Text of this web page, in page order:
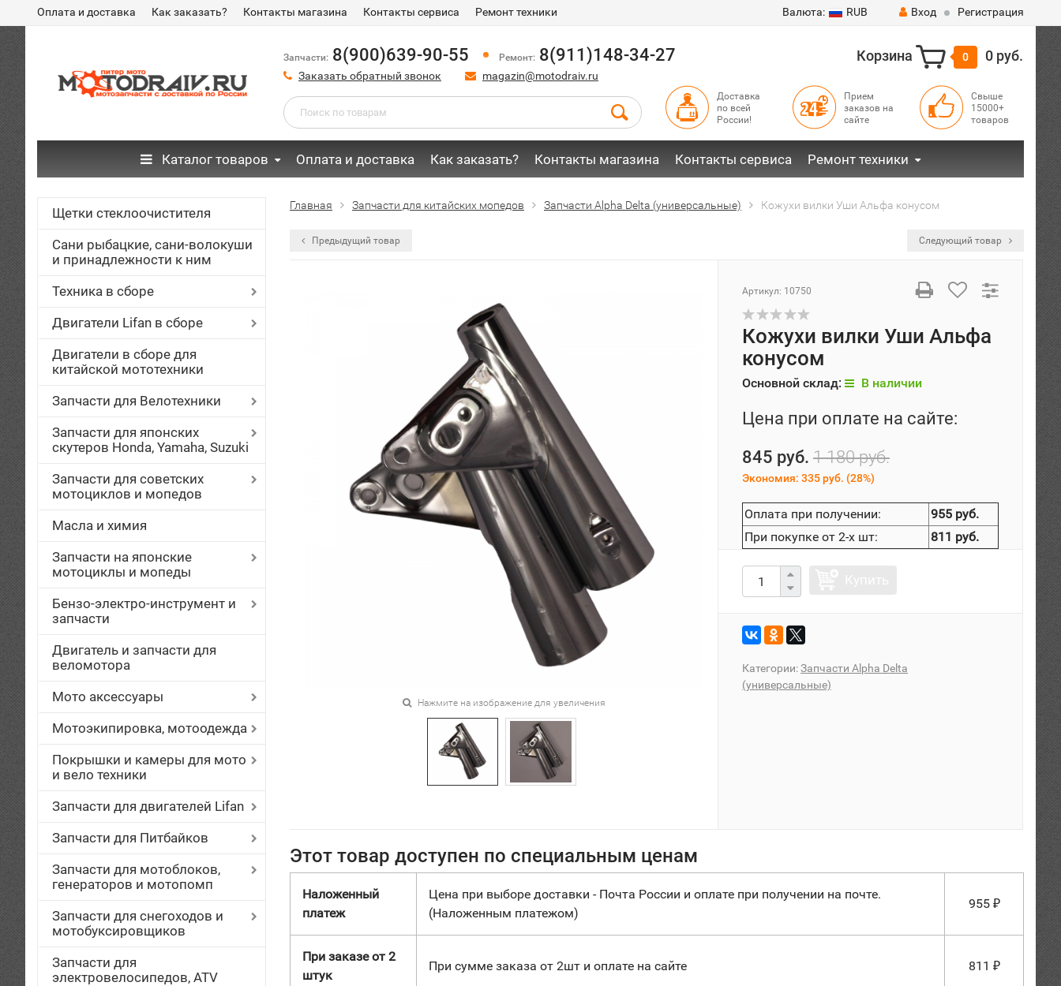
Оплата и доставка Как заказать? Контакты магазина Контакты сервиса Ремонт техники Валюта: RUB Вход Регистрация
Запчасти: 8(900)639-90-55 Ремонт: 8(911)148-34-27
Заказать обратный звонок magazin@motodraiv.ru
Корзина 0 0 руб.
Доставка
по всей
России!
Прием
заказов на
сайте
Свыше
15000+
товаров
Каталог товаров Оплата и доставка Как заказать? Контакты магазина Контакты сервиса Ремонт техники
Щетки стеклоочистителя
Сани рыбацкие, сани-волокуши
и принадлежности к ним
Техника в сборе
Двигатели Lifan в сборе
Двигатели в сборе для
китайской мототехники
Запчасти для Велотехники
Запчасти для японских
скутеров Honda, Yamaha, Suzuki
Запчасти для советских
мотоциклов и мопедов
Масла и химия
Запчасти на японские
мотоциклы и мопеды
Бензо-электро-инструмент и
запчасти
Двигатель и запчасти для
веломотора
Мото аксессуары
Мотоэкипировка, мотоодежда
Покрышки и камеры для мото
и вело техники
Запчасти для двигателей Lifan
Запчасти для Питбайков
Запчасти для мотоблоков,
генераторов и мотопомп
Запчасти для снегоходов и
мотобуксировщиков
Запчасти для
электровелосипедов, ATV
Главная Запчасти для китайских мопедов Запчасти Alpha Delta (универсальные) Кожухи вилки Уши Альфа конусом
Предыдущий товар Следующий товар
Нажмите на изображение для увеличения
Артикул: 10750
Кожухи вилки Уши Альфа
конусом
Основной склад: В наличии
Цена при оплате на сайте:
845 руб. 1 180 руб.
Экономия: 335 руб. (28%)
Оплата при получении:
955 руб.
При покупке от 2-х шт:
811 руб.
Категории:Запчасти Alpha Delta
(универсальные)
Этот товар доступен по специальным ценам
Наложенный
платеж
Цена при выборе доставки - Почта России и оплате при получении на почте.
(Наложенным платежом)
955 ₽
При заказе от 2
штук
При сумме заказа от 2шт и оплате на сайте 811 ₽